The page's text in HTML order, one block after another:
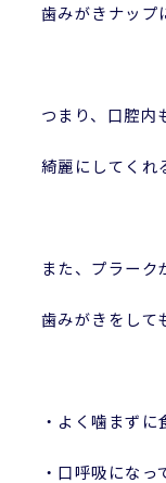
歯みがきナップ
つまり、口腔内
綺麗にしてくれ
また、プラーク
歯みがきをして
・よく噛まずに
・口呼吸になっ